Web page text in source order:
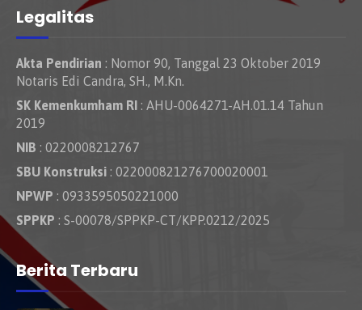
Legalitas
Akta Pendirian : Nomor 90, Tanggal 23 Oktober 2019
Notaris Edi Candra, SH., M.Kn.
SK Kemenkumham RI : AHU-0064271-AH.01.14 Tahun
2019
NIB : 0220008212767
SBU Konstruksi : 022000821276700020001
NPWP : 0933595050221000
SPPKP : S-00078/SPPKP-CT/KPP.0212/2025
Berita Terbaru